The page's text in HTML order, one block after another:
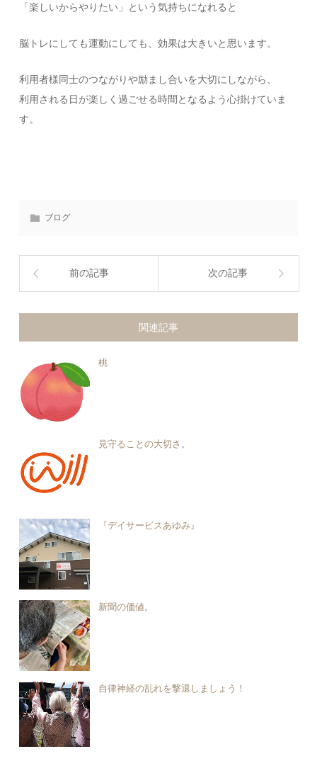
「楽しいからやりたい」という気持ちになれると
脳トレにしても運動にしても、効果は大きいと思います。
利用者様同士のつながりや励まし合いを大切にしながら、
利用される日が楽しく過ごせる時間となるよう心掛けていま
す。
ブログ
前の記事 次の記事
関連記事
桃
見守ることの大切さ。
『デイサービスあゆみ』
新聞の価値。
自律神経の乱れを撃退しましょう！